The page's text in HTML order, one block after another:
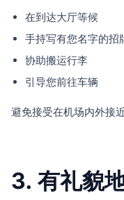
在到达大厅等候
手持写有您名字的招
协助搬运行李
引导您前往车辆
避免接受在机场内外接
3. 有礼貌